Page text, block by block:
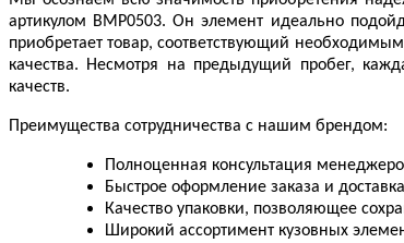
артикулом BMP0503. Он элемент идеально
приобретает товар, соответствующий
качества. Несмотря на предыдущий пробег,
качеств.
Преимущества сотрудничества с нашим брендом:
Полноценная консультация
Быстрое оформление заказа и
Качество упаковки, позволяющее
Широкий ассортимент кузовных